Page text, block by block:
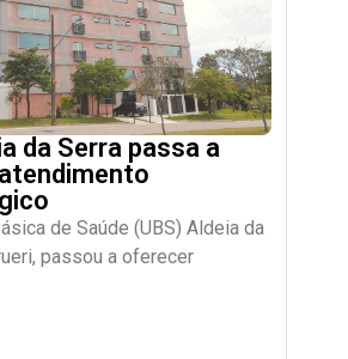
da Serra passa a
de Saúde (UBS) Aldeia da
passou a oferecer